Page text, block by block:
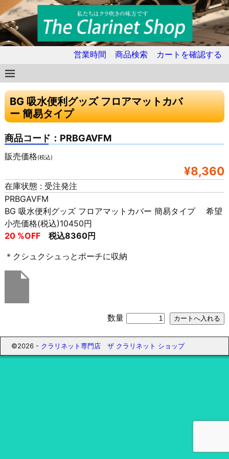
営業時間 商品検索 カートを確認する
BG 吸水便利グッズ フロアマットカバ
ー 簡易タイプ
商品コード：PRBGAVFM
販売価格(税込)
¥8,360
在庫状態 : 受注発注
PRBGAVFM
BG 吸水便利グッズ フロアマットカバー 簡易タイプ 希望
小売価格(税込)10450円
20 %OFF税込8360円
＊クシュクシュっとポーチに収納
数量
©2026 - クラリネット専門店 ザ クラリネット ショップ